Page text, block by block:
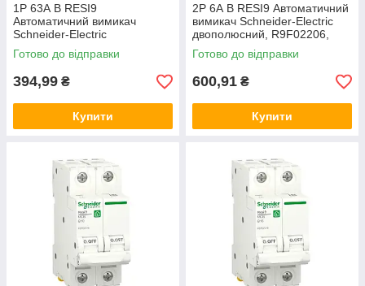
1P 63А B RESI9
Автоматичний вимикач
Schneider-Electric
однополюсний, R9F02163,
модульний Шнайдер автомат
Готово до відправки
394,99 ₴
Купити
2P 6А B RESI9 Автоматичний
вимикач Schneider-Electric
двополюсний, R9F02206,
модульний Шнайдер автомат
Готово до відправки
600,91 ₴
Купити